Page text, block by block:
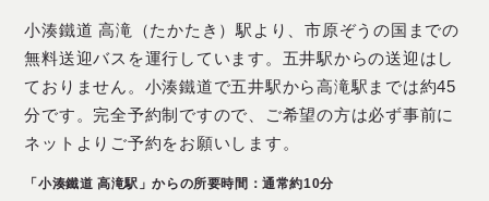
小湊鐵道 高滝（たかたき）駅より、市原ぞうの国までの
無料送迎バスを運行しています。五井駅からの送迎はし
ておりません。小湊鐵道で五井駅から高滝駅までは約45
分です。完全予約制ですので、ご希望の方は必ず事前に
ネットよりご予約をお願いします。
「小湊鐵道 高滝駅」からの所要時間：通常約10分